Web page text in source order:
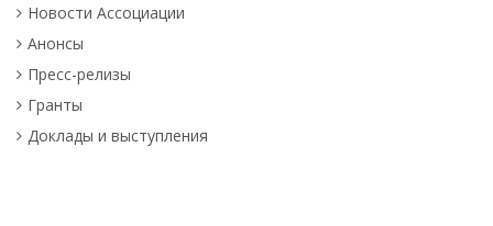
Новости Ассоциации
Анонсы
Пресс-релизы
Гранты
Доклады и выступления